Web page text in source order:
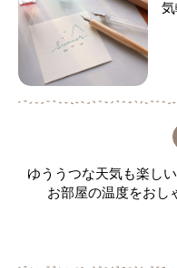
ゆううつな天気も楽しい
お部屋の温度をおし